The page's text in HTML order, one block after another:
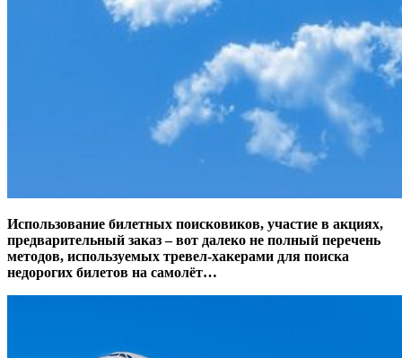
Использование билетных поисковиков, участие в акциях,
предварительный заказ – вот далеко не полный перечень
методов, используемых тревел-хакерами для поиска
недорогих билетов на самолёт…